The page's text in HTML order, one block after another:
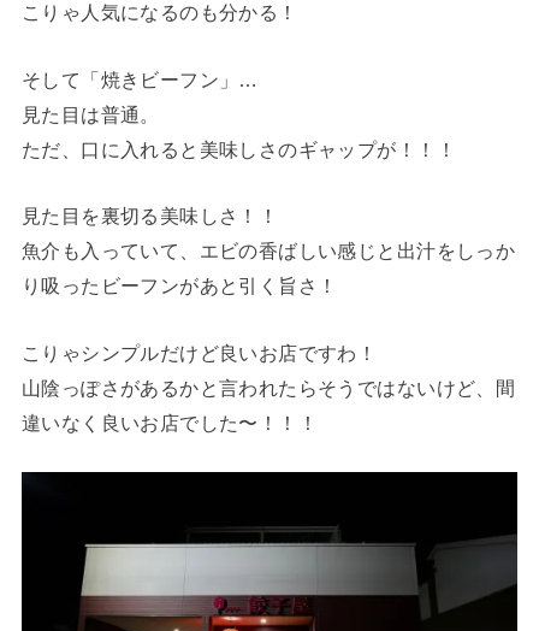
こりゃ人気になるのも分かる！
そして「焼きビーフン」…
見た目は普通。
ただ、口に入れると美味しさのギャップが！！！
見た目を裏切る美味しさ！！
魚介も入っていて、エビの香ばしい感じと出汁をしっか
り吸ったビーフンがあと引く旨さ！
こりゃシンプルだけど良いお店ですわ！
山陰っぽさがあるかと言われたらそうではないけど、間
違いなく良いお店でした〜！！！